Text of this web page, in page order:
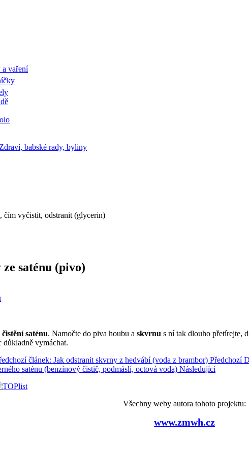
a vaření
Zdraví, babské rady, byliny
čím vyčistit, odstranit (glycerin)
saténu (pivo)
čistění saténu. Namočte do piva houbu a skvrnu s ní tak dlouho přetírejte,
důkladně vymáchat.
článek: Jak odstranit skvrny z hedvábí (voda z brambor) Předchozí
saténu (benzínový čistič, podmáslí, octová voda) Následující
Všechny weby autora tohoto projektu:
www.zmwh.cz